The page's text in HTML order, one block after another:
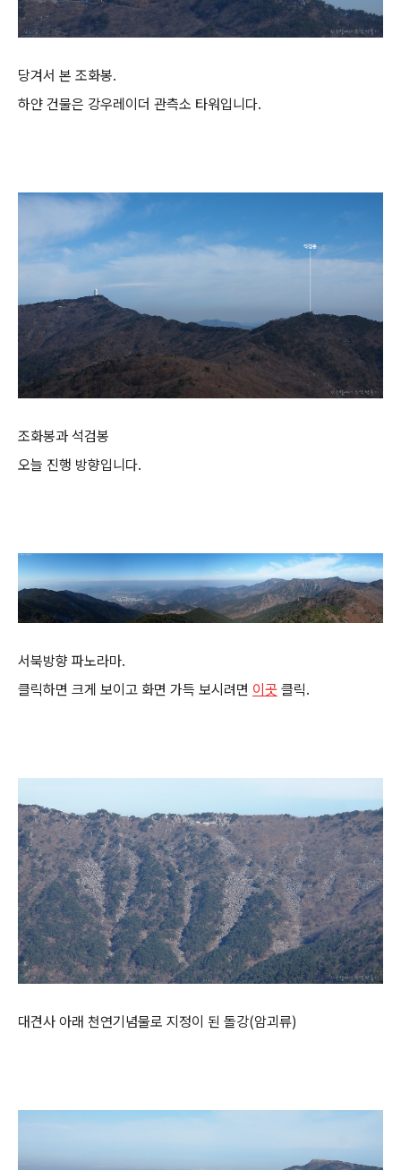
당겨서 본 조화봉.
하얀 건물은 강우레이더 관측소 타워입니다.
조화봉과 석검봉
오늘 진행 방향입니다.
서북방향 파노라마.
클릭하면 크게 보이고 화면 가득 보시려면 이곳 클릭.
대견사 아래 천연기념물로 지정이 된 돌강(암괴류)